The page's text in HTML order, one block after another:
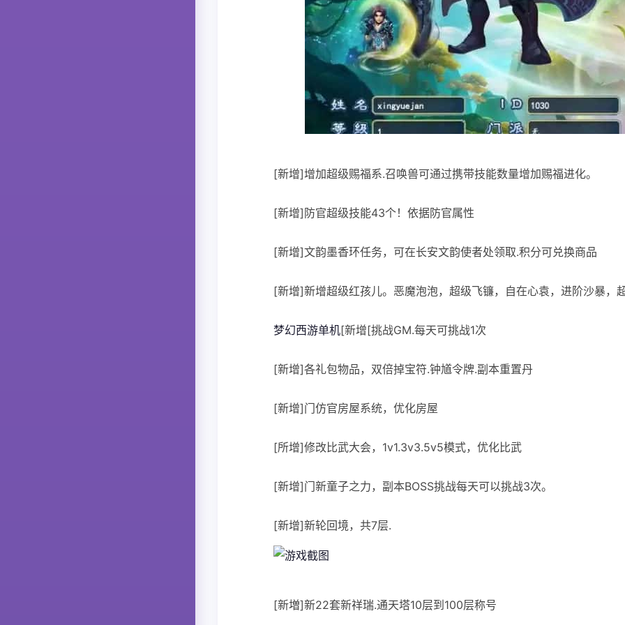
[新增]增加超级赐福系.召唤兽可通过携带技能数量增加赐福进化。
[新增]防官超级技能43个！依据防官属性
[新增]文韵墨香环任务，可在长安文韵使者处领取.积分可兑换商品
[新增]新增超级红孩儿。恶魔泡泡，超级飞镰，自在心袁，进阶沙暴，
梦幻西游单机[新增[挑战GM.每天可挑战1次
[新增]各礼包物品，双倍掉宝符.钟馗令牌.副本重置丹
[新增]门仿官房屋系统，优化房屋
[所增]修改比武大会，1v1.3v3.5v5模式，优化比武
[新增]门新童子之力，副本BOSS挑战每天可以挑战3次。
[新增]新轮回境，共7层.
[新増]新22套新祥瑞.通天塔10层到100层称号